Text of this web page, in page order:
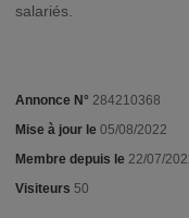
salariés.
Annonce N° 284210368
Mise à jour le 05/08/2022
Membre depuis le 22/07/
Visiteurs 50